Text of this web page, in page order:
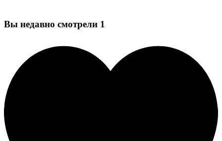
Вы недавно смотрели 1